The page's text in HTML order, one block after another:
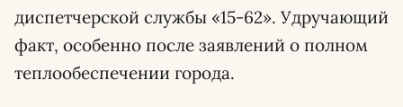
диспетчерской службы «15-62». Удручающий
факт, особенно после заявлений о полном
теплообеспечении города.